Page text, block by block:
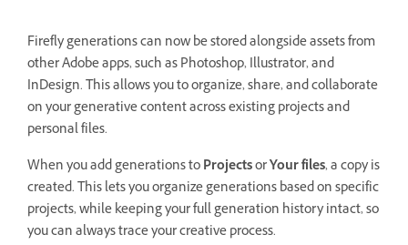
Firefly generations can now be stored alongside assets from
other Adobe apps, such as Photoshop, Illustrator, and
InDesign. This allows you to organize, share, and collaborate
on your generative content across existing projects and
personal files.
When you add generations toProjectsorYour files, a copy is
created. This lets you organize generations based on specific
projects, while keeping your full generation history intact, so
you can always trace your creative process.